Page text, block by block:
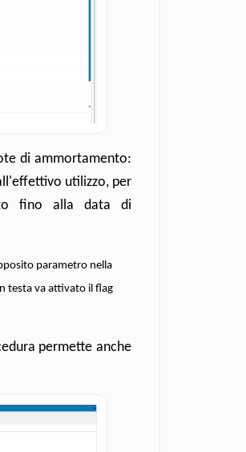
di ammortamento:
utilizzo, per
fino alla data di
parametro nella
testa va attivato il flag
permette anche